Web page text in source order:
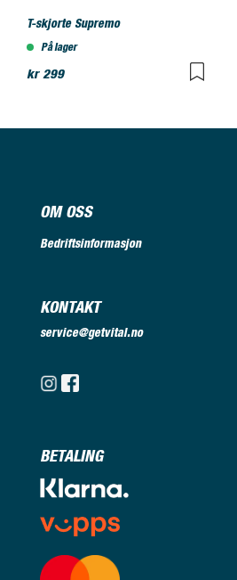
T-skjorte Supremo
På lager
kr 299
OM OSS
Bedriftsinformasjon
KONTAKT
service@getvital.no
BETALING